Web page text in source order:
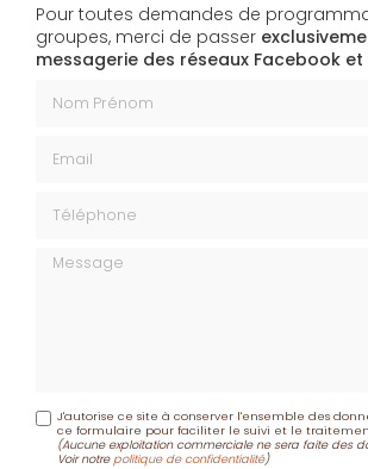
Pour toutes demandes de
groupes, merci de passer
messagerie des réseaux Facebook
Message
J'autorise ce site à conserver l'ensemble des
ce formulaire pour faciliter le suivi et le
(Aucune exploitation commerciale ne sera faite des
Voir notrepolitique de confidentialité)